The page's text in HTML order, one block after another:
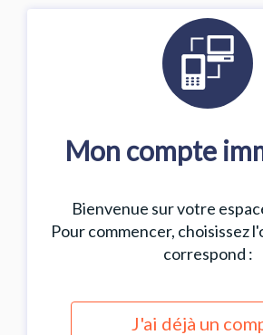
Mon compte
Bienvenue sur votre
Pour commencer, choisissez
correspond :
J'ai déjà un